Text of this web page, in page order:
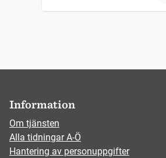
Information
Om tjänsten
Alla tidningar A-Ö
Hantering av personuppgifter